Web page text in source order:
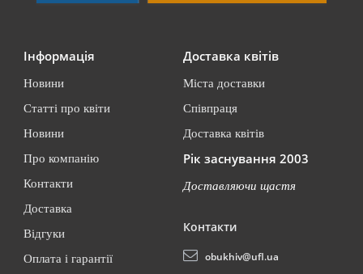
Інформація
Новини
Статті про квіти
Новини
Про компанію
Контакти
Доставка
Відгуки
Оплата і гарантії
Доставка квітів
Міста доставки
Співпраця
Доставка квітів
Рік заснування 2003
Доставляючи щастя
Контакти
obukhiv@ufl.ua